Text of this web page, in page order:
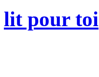
lit pour toi